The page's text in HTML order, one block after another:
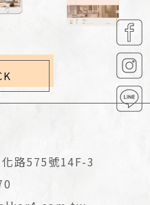
路575號14F-3